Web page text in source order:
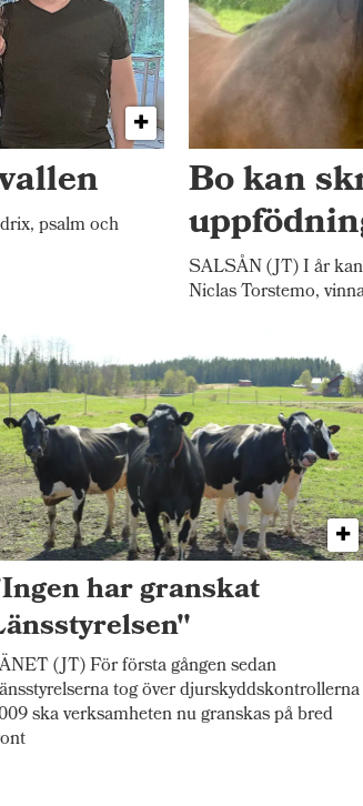
psalm och
Bo kan
SALSÅN (JT) I år
Niclas Torstemo,
har granskat
(JT) För första gången sedan
tog över djurskyddskontrollerna
ska verksamheten nu granskas på bred